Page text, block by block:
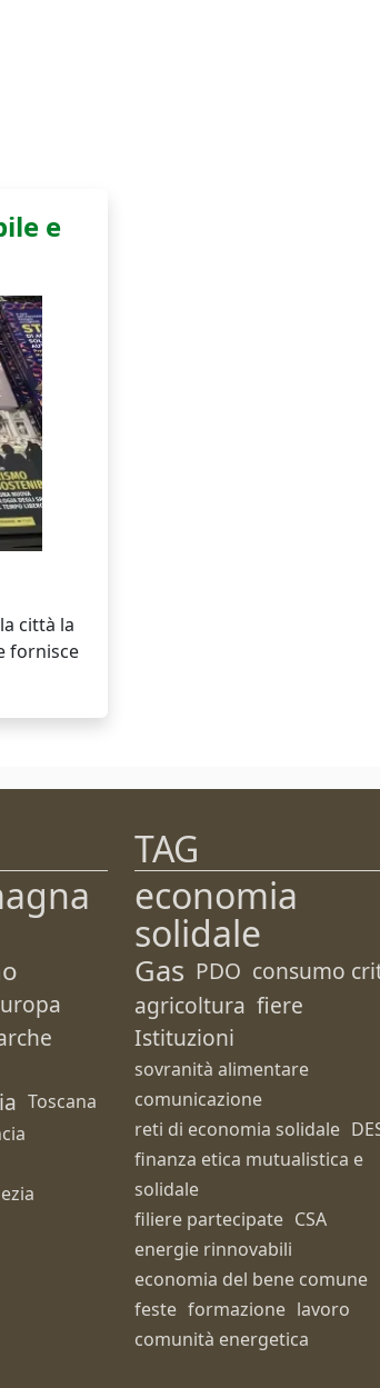
e
città la
fornisce
Toscana
TAG
economia
solidale
Gas PDO consumo
agricoltura fiere
Istituzioni
sovranità alimentare
comunicazione
reti di economia solidale
finanza etica mutualistica e
solidale
filiere partecipate CSA
energie rinnovabili
economia del bene comune
feste formazione lavoro
comunità energetica